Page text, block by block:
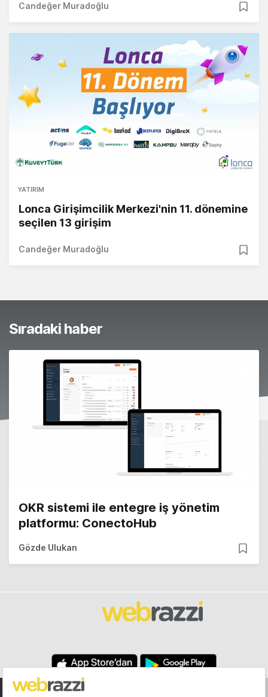
Candeğer Muradoğlu
YATIRIM
Lonca Girişimcilik Merkezi'nin 11. dönemine
seçilen 13 girişim
Candeğer Muradoğlu
Sıradaki haber
OKR sistemi ile entegre iş yönetim
platformu: ConectoHub
Gözde Ulukan